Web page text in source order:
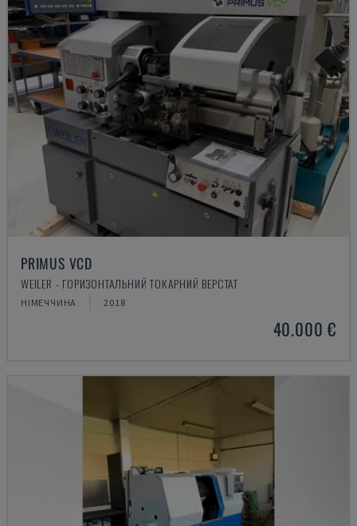
PRIMUS VCD
WEILER - ГОРИЗОНТАЛЬНИЙ ТОКАРНИЙ ВЕРСТАТ
НІМЕЧЧИНА 2018
40.000 €